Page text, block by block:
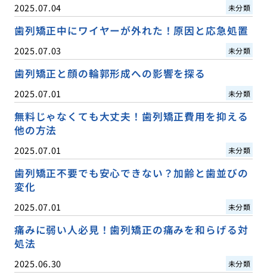
2025.07.04 未分類
歯列矯正中にワイヤーが外れた！原因と応急処置
2025.07.03 未分類
歯列矯正と顔の輪郭形成への影響を探る
2025.07.01 未分類
無料じゃなくても大丈夫！歯列矯正費用を抑える
他の方法
2025.07.01 未分類
歯列矯正不要でも安心できない？加齢と歯並びの
変化
2025.07.01 未分類
痛みに弱い人必見！歯列矯正の痛みを和らげる対
処法
2025.06.30 未分類